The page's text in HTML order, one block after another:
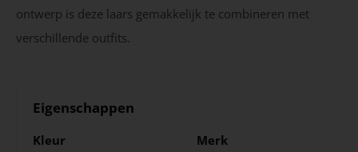
ontwerp is deze laars gemakkelijk te combineren met
verschillende outfits.
Eigenschappen
Kleur
Merk